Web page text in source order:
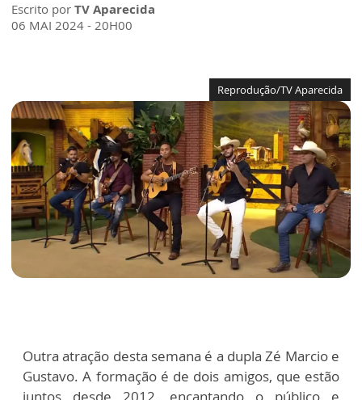
Escrito por TV Aparecida
06 MAI 2024 - 20H00
Reprodução/TV Aparecida
Outra atração desta semana é a dupla Zé Marcio e
Gustavo. A formação é de dois amigos, que estão